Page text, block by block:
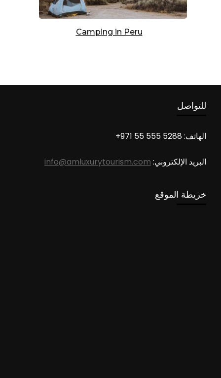
Camping in Peru
للتواصل
الهاتف: 5288 555 55 971+
البريد الإلكتروني: info@amluxurytourism.com
خريطة الموقع